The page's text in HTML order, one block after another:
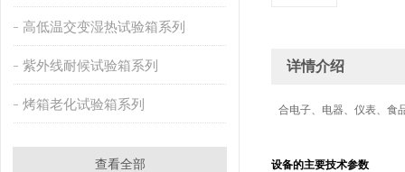
高低温交变湿热试验箱系列
紫外线耐候试验箱系列
烤箱老化试验箱系列
查看全部
详情介绍
合电子、电器、仪表、食
设备的主要技术参数